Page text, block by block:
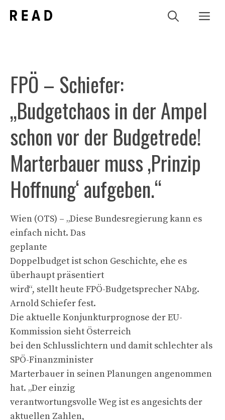
Inhalt
FPÖ – Schiefer:
„Budgetchaos in der Ampel
schon vor der Budgetrede!
Marterbauer muss ‚Prinzip
Hoffnung‘ aufgeben.“
Wien (OTS) – „Diese Bundesregierung kann es
einfach nicht. Das
geplante
Doppelbudget ist schon Geschichte, ehe es
überhaupt präsentiert
wird“, stellt heute FPÖ-Budgetsprecher NAbg.
Arnold Schiefer fest.
Die aktuelle Konjunkturprognose der EU-
Kommission sieht Österreich
bei den Schlusslichtern und damit schlechter als
SPÖ-Finanzminister
Marterbauer in seinen Planungen angenommen
hat. „Der einzig
verantwortungsvolle Weg ist es angesichts der
aktuellen Zahlen,